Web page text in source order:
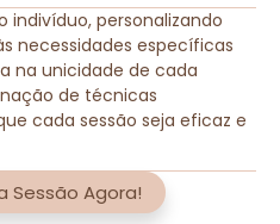
indivíduo, personalizando
necessidades específicas
na unicidade de cada
de técnicas
cada sessão seja eficaz e
Sessão Agora!